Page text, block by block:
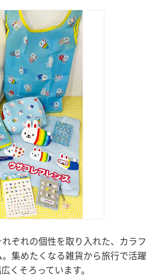
れぞれの個性を取り入れた、カラフ
集めたくなる雑貨から旅行で活躍
くそろっています。